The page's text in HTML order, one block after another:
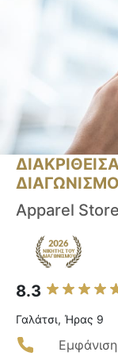
ΔΙΑΓΩΝΙΣΜΟΥ
Apparel
8.3
Γαλάτσι, Ήρας 9